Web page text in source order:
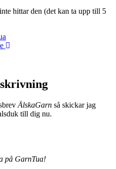
hittar den (det kan ta upp till 5
ÄlskaGarn så skickar jag
till dig nu.
på GarnTua!